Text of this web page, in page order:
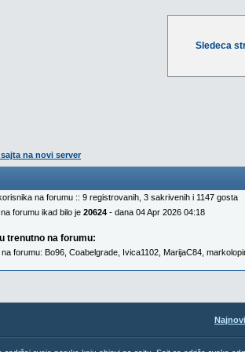
Sledeca
na novi server
na forumu :: 9 registrovanih, 3 sakrivenih i 1147
forumu ikad bilo je 20624 - dana 04 Apr 2026 04:18
trenutno na forumu:
forumu: Bo96 Coabelgrade Ivica1102 MarijaC84